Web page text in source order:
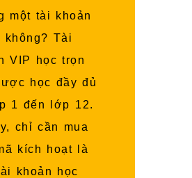
một tài khoản
không? Tài
VIP học trọn
học đầy đủ
1 đến lớp 12.
chỉ cần mua
kích hoạt là
khoản học